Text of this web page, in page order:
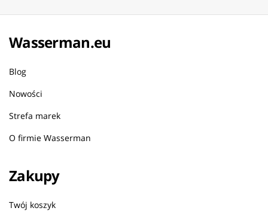
Wasserman.eu
Blog
Nowości
Strefa marek
O firmie Wasserman
Zakupy
Twój koszyk